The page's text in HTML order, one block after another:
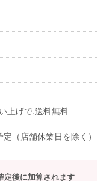
上げで,送料無料
（店舗休業日を除く）
定後に加算されます